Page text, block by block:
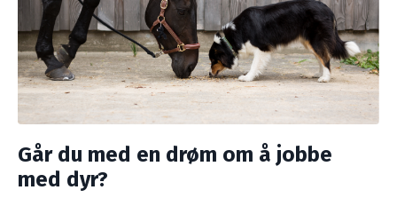
Går du med en drøm om å jobbe
med dyr?